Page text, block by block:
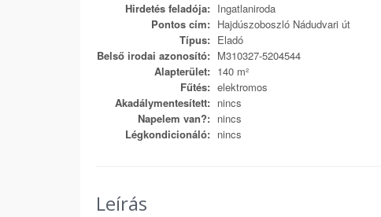
Hirdetés feladója: Ingatlaniroda
Pontos cím: Hajdúszoboszló Nádudvari út
Típus: Eladó
Belső irodai azonosító: M310327-5204544
Alapterület: 140 m²
Fűtés: elektromos
Akadálymentesített: nincs
Napelem van?: nincs
Légkondicionáló: nincs
Leírás